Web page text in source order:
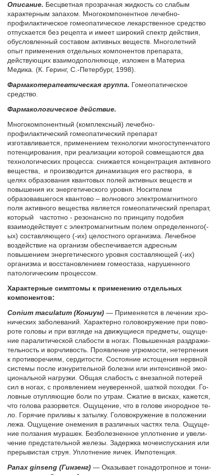
Опи­са­ние. Бесцветная прозрачная жидкость со слабым
характерным запахом. Многокомпонентное лечебно-
профилактическое гомеопатическое лекарственное средство
отпускается без рецепта и имеет широкий спектр действия,
обусловленный составом активных веществ. Многолетний
опыт применения отдельных компонентов препарата,
действующих взаимодополняюще, изложен в Материа
Медика. (К. Геринг, С.-Петербург, 1998).
Фармакотерапевтическая группа. Гомеопатическое
средство.
Фармакологическое действие.
Многокомпонентный (комплексный) лечебно-
профилактический гомеопатический препарат
изготавливается, применением технологии многоступенчатого
потенцирования, при реализации которой совмещаются два
технологических процесса: снижается концентрация активного
вещества, и производится динамизация его раствора, в
целях образования квантовых полей активных веществ и
повышения их энергетического уровня. Носителем
образовавшегося квантово – волнового электромагнитного
поля активного вещества является гомеопатический препарат,
который частотно - резонансно по принципу подобия
взаимодействует с электромагнитным полем определенного(-
ых) составляющего (-их) целостного организма. Лечебное
воздействие на организм обеспечивается адресным
повышением энергетического уровня составляющей (-их)
организма и восстановлением гомеостаза, нарушенного
патологическим процессом.
Характерные симптомы к применению отдельных
компонентов:
Conium maculatum (Ко­ни­ум) — При­ме­ня­ет­ся в ле­че­нии хро­
ни­че­ских за­бо­ле­ва­ний. Ха­рак­тер­но го­ло­во­кру­же­ние при по­во­
ро­те го­ло­вы и при взгля­де на дви­жу­щи­е­ся пред­ме­ты, ощу­ще­
ние па­ра­ли­ти­че­ской сла­бо­сти в но­гах. По­вы­шен­ная раздра­жи­
тель­ность и ворч­ли­вость. Про­яв­ле­ние угрю­мо­сти, не­тер­пе­ния
к про­ти­во­ре­чи­ям, сер­ди­то­сти. Со­сто­я­ние ис­то­ще­ния нерв­ной
си­сте­мы по­сле из­ну­ри­тель­ной бо­лез­ни или ин­тен­сив­ной эмо­
цио­наль­ной на­груз­ки. Об­щая сла­бость с вне­зап­ной по­те­рей
сил в но­гах, с про­яв­ле­ни­ем не­уве­рен­ной, шат­кой по­ход­ки. Го­
лов­ные отуп­ля­ю­щие бо­ли по утрам. Сжа­тие в вис­ках, ка­жет­ся,
что го­ло­ва ра­зо­рвет­ся. Ощу­ще­ние, что в го­ло­ве ино­род­ное те­
ло. Го­ря­чие при­ли­вы к за­тыл­ку. Го­ло­во­кру­же­ние в по­ло­же­нии
ле­жа. Ощу­ще­ние оне­ме­ния в раз­лич­ных ча­стях те­ла. Ощу­ще­
ние пол­за­ния му­ра­шек. Без­бо­лез­нен­ное уплот­не­ние и уве­ли­
че­ние пред­ста­тель­ной же­ле­зы. За­держ­ка мо­че­ис­пус­ка­ния или
пре­ры­ви­стая струя. Уплот­не­ние яичек. Им­по­тен­ция.
Panax ginseng (Гин­зенг) — Ока­зы­ва­ет го­на­до­троп­ное и то­ни­